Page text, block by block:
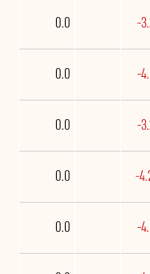
-
0.0
-
0.0
-
0.0
-
0.0
-
0.0